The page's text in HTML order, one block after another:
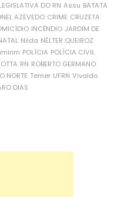
DO RN Assu BATATA
AZEVEDO CRIME CRUZETA
INCÊNDIO JARDIM DE
Nilda NÉLTER QUEIROZ
POLÍCIA POLÍCIA CIVIL
RN ROBERTO GERMANO
NORTE Temer UFRN Vivaldo
DIAS